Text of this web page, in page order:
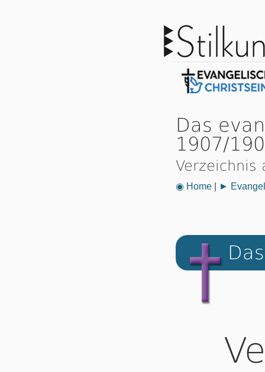
Das
1907/
Verzeichnis
◉ Home| ►